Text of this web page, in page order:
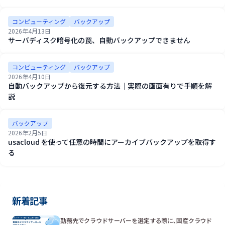
コンピューティング
バックアップ
2026年4月13日
サーバディスク暗号化の罠、自動バックアップできません
コンピューティング
バックアップ
2026年4月10日
自動バックアップから復元する方法｜実際の画面有りで手順を解
説
バックアップ
2026年2月5日
usacloud を使って任意の時間にアーカイブバックアップを取得す
る
新着記事
勤務先でクラウドサーバーを選定する際に､国産クラウド